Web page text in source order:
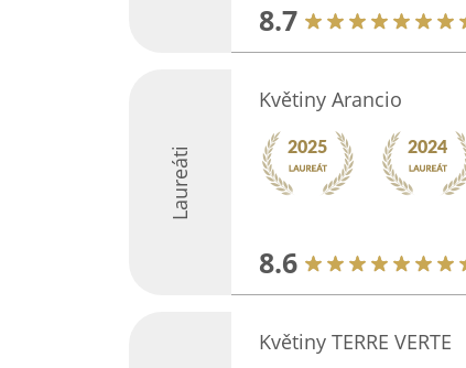
8.7
Laureáti
Květiny Arancio
8.6
Květiny TERRE VERTE